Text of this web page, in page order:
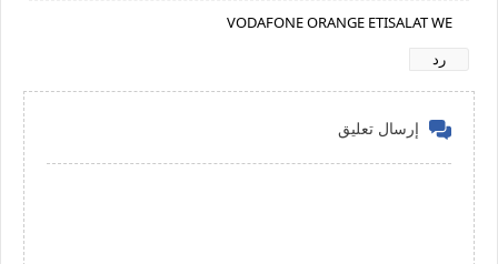
VODAFONE ORANGE ETISALAT WE
رد
إرسال تعليق